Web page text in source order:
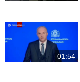
01:54